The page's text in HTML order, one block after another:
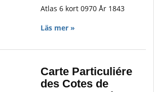
Atlas 6 kort 0970 År 1843
Läs mer »
Carte Particuliére
des Cotes de